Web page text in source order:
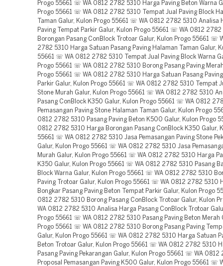
Progo 55661 ☏ WA 0812 2782 5310 Harga Paving Beton Warna
Progo 55661 ☏ WA 0812 2782 5310 Tempat Jual Paving Block
Taman Galur, Kulon Progo 55661 ☏ WA 0812 2782 5310 Analisa
Paving Tempat Parkir Galur, Kulon Progo 55661 ☏ WA 0812
Borongan Pasang ConBlock Trotoar Galur, Kulon Progo 55661 ☏
2782 5310 Harga Satuan Pasang Paving Halaman Taman Galur,
55661 ☏ WA 0812 2782 5310 Tempat Jual Paving Block Warna
Progo 55661 ☏ WA 0812 2782 5310 Borong Pasang Paving
Progo 55661 ☏ WA 0812 2782 5310 Harga Satuan Pasang
Parkir Galur, Kulon Progo 55661 ☏ WA 0812 2782 5310 Tempat
Stone Murah Galur, Kulon Progo 55661 ☏ WA 0812 2782 5310
Pasang ConBlock K350 Galur, Kulon Progo 55661 ☏ WA 0812
Pemasangan Paving Stone Halaman Taman Galur, Kulon Progo
0812 2782 5310 Pasang Paving Beton K500 Galur, Kulon Progo
0812 2782 5310 Harga Borongan Pasang ConBlock K350 Galur,
55661 ☏ WA 0812 2782 5310 Jasa Pemasangan Paving Stone
Galur, Kulon Progo 55661 ☏ WA 0812 2782 5310 Jasa
Murah Galur, Kulon Progo 55661 ☏ WA 0812 2782 5310 Harga
K350 Galur, Kulon Progo 55661 ☏ WA 0812 2782 5310 Pasang
Block Warna Galur, Kulon Progo 55661 ☏ WA 0812 2782 5310
Paving Trotoar Galur, Kulon Progo 55661 ☏ WA 0812 2782 5310
Bongkar Pasang Paving Beton Tempat Parkir Galur, Kulon Progo
0812 2782 5310 Borong Pasang ConBlock Trotoar Galur, Kulon
WA 0812 2782 5310 Analisa Harga Pasang ConBlock Trotoar
Progo 55661 ☏ WA 0812 2782 5310 Pasang Paving Beton Merah
Progo 55661 ☏ WA 0812 2782 5310 Borong Pasang Paving
Galur, Kulon Progo 55661 ☏ WA 0812 2782 5310 Harga Satuan
Beton Trotoar Galur, Kulon Progo 55661 ☏ WA 0812 2782 5310
Pasang Paving Pekarangan Galur, Kulon Progo 55661 ☏ WA 0812
Proposal Pemasangan Paving K500 Galur, Kulon Progo 55661 ☏